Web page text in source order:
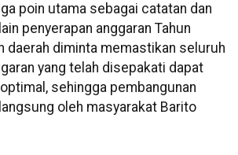
poin utama sebagai catatan dan
penyerapan anggaran Tahun
daerah diminta memastikan seluruh
yang telah disepakati dapat
sehingga pembangunan
oleh masyarakat Barito